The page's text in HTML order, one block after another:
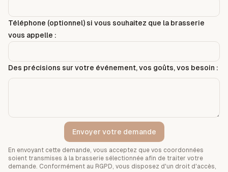
Téléphone (optionnel) si vous souhaitez que la brasserie
vous appelle :
Des précisions sur votre événement, vos goûts, vos besoin :
Envoyer votre demande
En envoyant cette demande, vous acceptez que vos coordonnées
soient transmises à la brasserie sélectionnée afin de traiter votre
demande. Conformément au RGPD, vous disposez d'un droit d'accès,